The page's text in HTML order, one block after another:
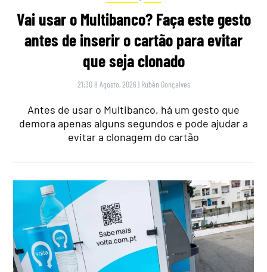
Vai usar o Multibanco? Faça este gesto
antes de inserir o cartão para evitar
que seja clonado
21:30 8 Agosto, 2026 | Rubén Gonçalves
Antes de usar o Multibanco, há um gesto que
demora apenas alguns segundos e pode ajudar a
evitar a clonagem do cartão